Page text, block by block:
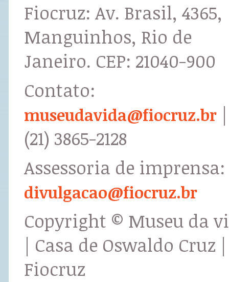
Fiocruz: Av. Brasil, 4365,
Manguinhos, Rio de
Janeiro. CEP: 21040-900
Contato:
museudavida@fiocruz.br |
(21) 3865-2128
Assessoria de imprensa:
divulgacao@fiocruz.br
Copyright © Museu da
| Casa de Oswaldo Cruz |
Fiocruz